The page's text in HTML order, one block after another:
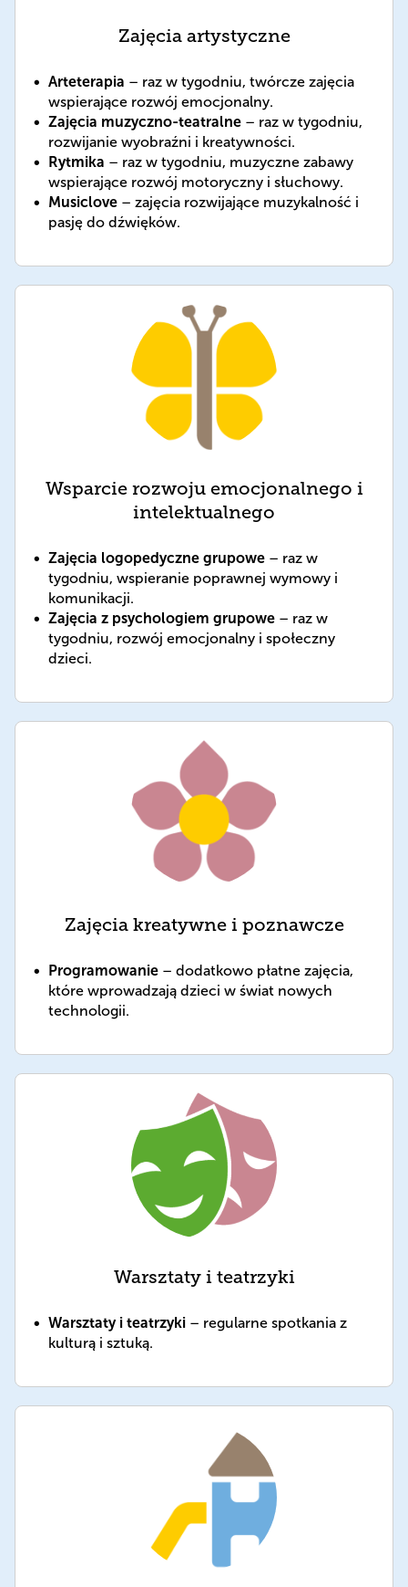
Zajęcia artystyczne
Arteterapia – raz w tygodniu, twórcze zajęcia
wspierające rozwój emocjonalny.
Zajęcia muzyczno-teatralne – raz w tygodniu,
rozwijanie wyobraźni i kreatywności.
Rytmika – raz w tygodniu, muzyczne zabawy
wspierające rozwój motoryczny i słuchowy.
Musiclove – zajęcia rozwijające muzykalność i
pasję do dźwięków.
Wsparcie rozwoju emocjonalnego i
intelektualnego
Zajęcia logopedyczne grupowe – raz w
tygodniu, wspieranie poprawnej wymowy i
komunikacji.
Zajęcia z psychologiem grupowe – raz w
tygodniu, rozwój emocjonalny i społeczny
dzieci.
Zajęcia kreatywne i poznawcze
Programowanie – dodatkowo płatne zajęcia,
które wprowadzają dzieci w świat nowych
technologii.
Warsztaty i teatrzyki
Warsztaty i teatrzyki – regularne spotkania z
kulturą i sztuką.